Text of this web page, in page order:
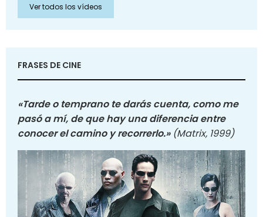
Ver todos los vídeos
FRASES DE CINE
«Tarde o temprano te darás cuenta, como me
pasó a mí, de que hay una diferencia entre
conocer el camino y recorrerlo.» (Matrix, 1999)